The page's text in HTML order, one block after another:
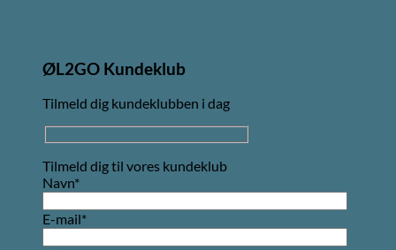
ØL2GO Kundeklub
Tilmeld dig kundeklubben i dag
Tilmeld dig til vores kundeklub
Navn*
E-mail*